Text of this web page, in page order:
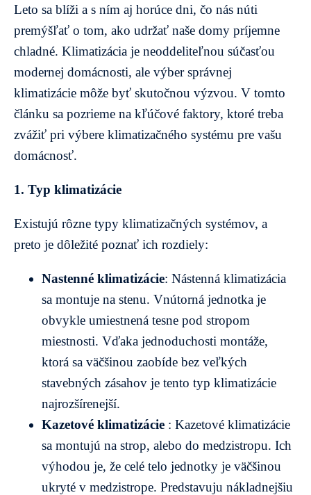
Leto sa blíži a s ním aj horúce dni, čo nás núti
premýšľať o tom, ako udržať naše domy príjemne
chladné. Klimatizácia je neoddeliteľnou súčasťou
modernej domácnosti, ale výber správnej
klimatizácie môže byť skutočnou výzvou. V tomto
článku sa pozrieme na kľúčové faktory, ktoré treba
zvážiť pri výbere klimatizačného systému pre vašu
domácnosť.
1. Typ klimatizácie
Existujú rôzne typy klimatizačných systémov, a
preto je dôležité poznať ich rozdiely:
Nastenné klimatizácie: Nástenná klimatizácia
sa montuje na stenu. Vnútorná jednotka je
obvykle umiestnená tesne pod stropom
miestnosti. Vďaka jednoduchosti montáže,
ktorá sa väčšinou zaobíde bez veľkých
stavebných zásahov je tento typ klimatizácie
najrozšírenejší.
Kazetové klimatizácie : Kazetové klimatizácie
sa montujú na strop, alebo do medzistropu. Ich
výhodou je, že celé telo jednotky je väčšinou
ukryté v medzistrope. Predstavuju nákladnejšiu